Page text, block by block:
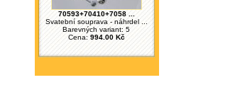
70593+70410+7058 ...
Svatební souprava - náhrdel ...
Barevných variant: 5
Cena: 994.00 Kč